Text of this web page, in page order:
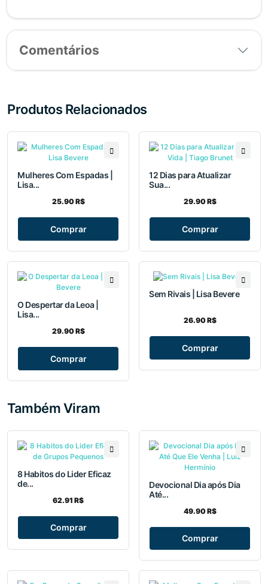
Comentários
Produtos Relacionados
Mulheres Com Espadas |
Lisa...
25.90 R$
Comprar
12 Dias para Atualizar
Sua...
29.90 R$
Comprar
O Despertar da Leoa |
Lisa...
29.90 R$
Comprar
Sem Rivais | Lisa Bevere
26.90 R$
Comprar
Também Viram
8 Habitos do Lider Eficaz
de...
62.91 R$
Comprar
Devocional Dia após Dia
Até...
49.90 R$
Comprar